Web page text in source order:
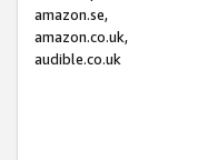
amazon.se,
amazon.co.uk,
audible.co.uk